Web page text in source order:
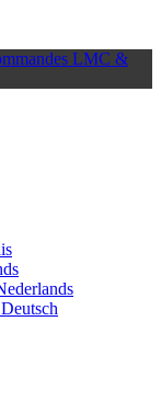
LMC &